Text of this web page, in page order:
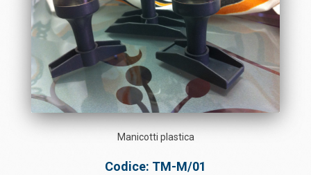
Manicotti plastica
Codice: TM-M/01